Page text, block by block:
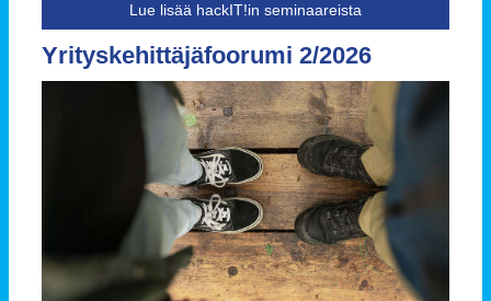
Lue lisää hackIT!in seminaareista
Yrityskehittäjäfoorumi 2/2026